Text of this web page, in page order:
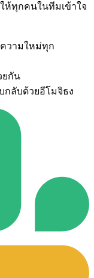
ห้ทุกคนในทีมเข้าใจ
วามใหม่ทุก
ยกัน
กลับด้วยอีโมจิธง